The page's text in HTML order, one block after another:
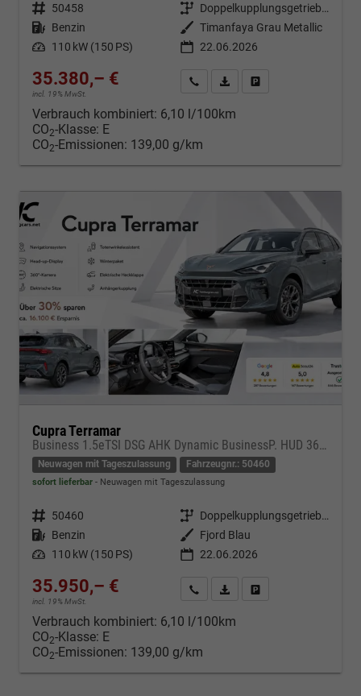
Fahrzeugnr. 50458 Getriebe
Doppelkupplungsgetriebe (DSG)
Kraftstoff Benzin Außenfarbe Timanfaya Grau Metallic
Leistung 110 kW (150 PS) 22.06.2026
35.380,– €
incl. 19% MwSt.
Kontakt & Angebot anfordern
PDF-Datei, Fahrzeugexposé
Verbrauch kombiniert: 6,10 l/100km
CO2-Klasse: E
CO2-Emissionen: 139,00 g/km
Cupra Terramar
Business 1.5eTSI DSG AHK Dynamic BusinessP. HUD 360Cam DGE Paket - DIGITAL DRIVE INTELLIGENT L Gepäcktrennnetz
Neuwagen mit Tageszulassung Fahrzeugnr.: 50460
sofort lieferbar Neuwagen mit Tageszulassung
Fahrzeugnr. 50460 Getriebe
Doppelkupplungsgetriebe (DSG)
Kraftstoff Benzin Außenfarbe
Fjord Blau
Leistung 110 kW (150 PS) 22.06.2026
35.950,– €
incl. 19% MwSt.
Kontakt & Angebot anfordern
PDF-Datei, Fahrzeugexposé
Verbrauch kombiniert: 6,10 l/100km
CO2-Klasse: E
CO2-Emissionen: 139,00 g/km